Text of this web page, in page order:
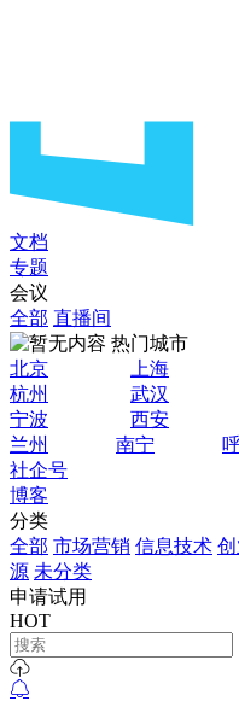
文档
专题
会议
全部 直播间
热门城市
北京
上海
杭州
武汉
宁波
西安
兰州
南宁
社企号
博客
分类
全部 市场营销 信息技术
源 未分类
申请试用
HOT